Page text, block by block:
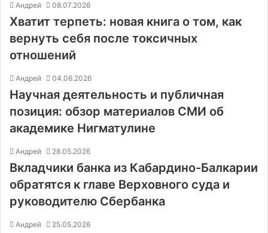
Андрей 08.07.2026
Хватит терпеть: новая книга о том, как
вернуть себя после токсичных
отношений
Андрей 04.06.2026
Научная деятельность и публичная
позиция: обзор материалов СМИ об
академике Нигматулине
Андрей 28.05.2026
Вкладчики банка из Кабардино-Балкарии
обратятся к главе Верховного суда и
руководителю Сбербанка
Андрей 25.05.2026